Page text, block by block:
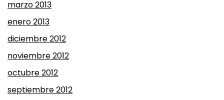
marzo 2013
enero 2013
diciembre 2012
noviembre 2012
octubre 2012
septiembre 2012